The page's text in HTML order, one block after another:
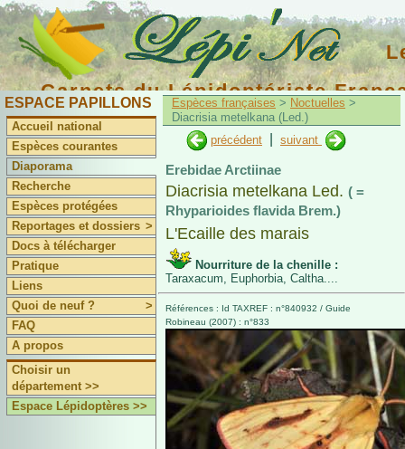
Carnets du Lépidoptériste
ESPACE PAPILLONS
Accueil national
Espèces courantes
Diaporama
Recherche
Espèces protégées
Reportages et dossiers >
Docs à télécharger
Pratique
Liens
Quoi de neuf ?
>
FAQ
A propos
Choisir un
département >>
Espace Lépidoptères >>
Espèces françaises > Noctuelles >
Diacrisia metelkana (Led.)
précédent
suivant
Erebidae Arctiinae
Diacrisia metelkana Led. ( =
Rhyparioides flavida Brem.)
L'Ecaille des marais
Nourriture de la chenille :
Taraxacum, Euphorbia, Caltha....
Références : Id TAXREF : n°840932 / Guide
Robineau (2007) : n°833